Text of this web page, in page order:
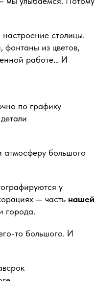
столицы.
фонтаны из цветов,
работе… И
по графику
атмосферу большого
у
— часть нашей
города.
то большого. И